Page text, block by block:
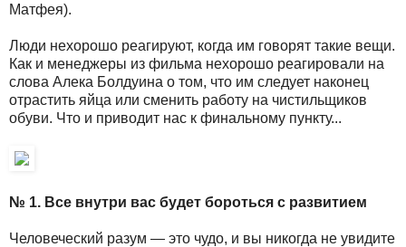
Матфея).
Люди нехорошо реагируют, когда им говорят такие вещи.
Как и менеджеры из фильма нехорошо реагировали на
слова Алека Болдуина о том, что им следует наконец
отрастить яйца или сменить работу на чистильщиков
обуви. Что и приводит нас к финальному пункту...
№ 1. Все внутри вас будет бороться с развитием
Человеческий разум — это чудо, и вы никогда не увидите